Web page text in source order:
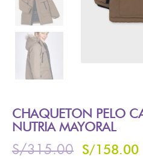
CHAQUETON PELO
NUTRIA MAYORAL
S/315.00 S/158.00